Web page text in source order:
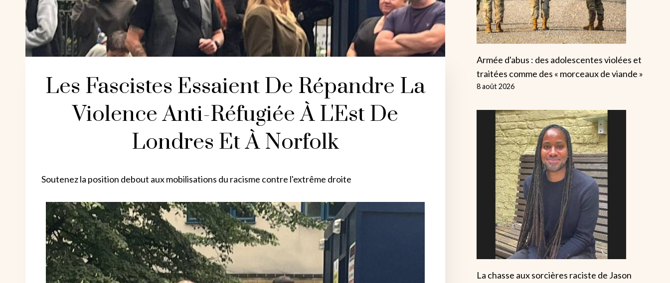
Les Fascistes Essaient De Répandre La
Violence Anti-Réfugiée À L'Est De
Londres Et À Norfolk
Soutenez la position debout aux mobilisations du racisme contre l'extrême droite
Armée d'abus : des adolescentes violées et
traitées comme des « morceaux de viande »
8 août 2026
La chasse aux sorcières raciste de Jason